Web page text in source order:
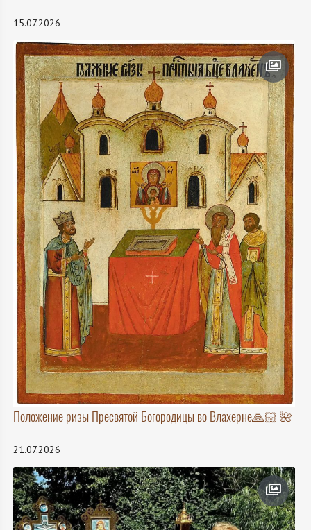
15.07.2026
Положение ризы Пресвятой Богородицы во Влахерне🙏🏻 🌺
21.07.2026